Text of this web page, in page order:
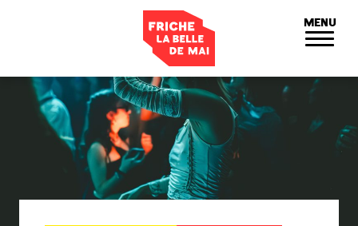
MENU
Panneau de gestion des cookies